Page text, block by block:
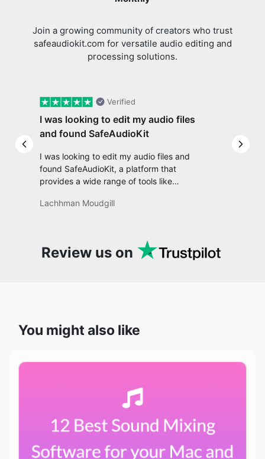
processing solutions.
Previous slide
Verified
I was looking to edit my audio files and
found SafeAudioKit, a platform that
provides a wide range of tools like
converting, trimming, adjusting tempo,
applying effects, and much more. It’s really
convenient and user-friendly, making it a
one-stop solution for all my audio editing
Review us on